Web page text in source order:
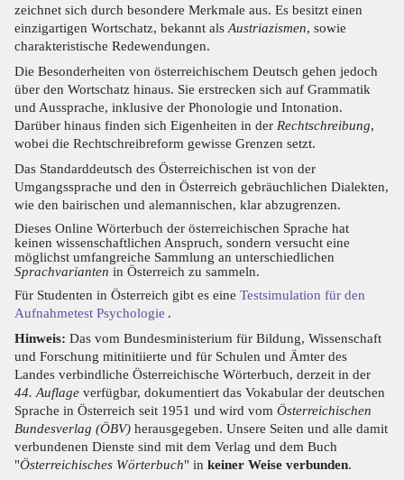
zeichnet sich durch besondere Merkmale aus. Es besitzt einen
einzigartigen Wortschatz, bekannt als Austriazismen, sowie
charakteristische Redewendungen.
Die Besonderheiten von österreichischem Deutsch gehen jedoch
über den Wortschatz hinaus. Sie erstrecken sich auf Grammatik
und Aussprache, inklusive der Phonologie und Intonation.
Darüber hinaus finden sich Eigenheiten in der Rechtschreibung,
wobei die Rechtschreibreform gewisse Grenzen setzt.
Das Standarddeutsch des Österreichischen ist von der
Umgangssprache und den in Österreich gebräuchlichen Dialekten,
wie den bairischen und alemannischen, klar abzugrenzen.
Dieses Online Wörterbuch der österreichischen Sprache hat
keinen wissenschaftlichen Anspruch, sondern versucht eine
möglichst umfangreiche Sammlung an unterschiedlichen
Sprachvarianten in Österreich zu sammeln.
Für Studenten in Österreich gibt es eine Testsimulation für den
Aufnahmetest Psychologie .
Hinweis: Das vom Bundesministerium für Bildung, Wissenschaft
und Forschung mitinitiierte und für Schulen und Ämter des
Landes verbindliche Österreichische Wörterbuch, derzeit in der
44. Auflage verfügbar, dokumentiert das Vokabular der deutschen
Sprache in Österreich seit 1951 und wird vom Österreichischen
Bundesverlag (ÖBV) herausgegeben. Unsere Seiten und alle damit
verbundenen Dienste sind mit dem Verlag und dem Buch
"Österreichisches Wörterbuch" in keiner Weise verbunden.